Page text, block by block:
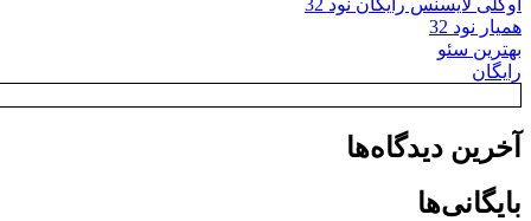
همیار نود 32
بهترین سئو
رایگان
آخرین دیدگاه‌ها
بایگانی‌ها